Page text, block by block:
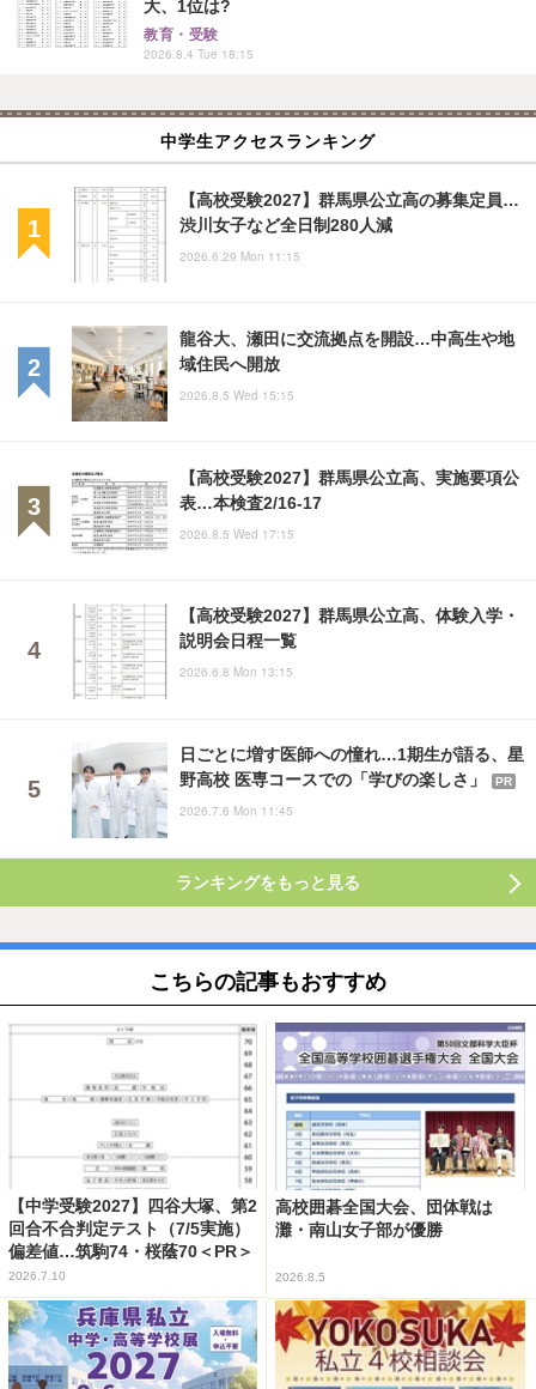
大、1位は?
教育・受験
2026.8.4 Tue 18:15
中学生アクセスランキング
【高校受験2027】群馬県公立高の募集定員…
渋川女子など全日制280人減
2026.6.29 Mon 11:15
龍谷大、瀬田に交流拠点を開設…中高生や地
域住民へ開放
2026.8.5 Wed 15:15
【高校受験2027】群馬県公立高、実施要項公
表…本検査2/16-17
2026.8.5 Wed 17:15
【高校受験2027】群馬県公立高、体験入学・
説明会日程一覧
2026.6.8 Mon 13:15
日ごとに増す医師への憧れ…1期生が語る、星
野高校 医専コースでの「学びの楽しさ」
PR
2026.7.6 Mon 11:45
ランキングをもっと見る
こちらの記事もおすすめ
【中学受験2027】四谷大塚、第2
回合不合判定テスト（7/5実施）
偏差値…筑駒74・桜蔭70＜PR＞
2026.7.10
高校囲碁全国大会、団体戦は
灘・南山女子部が優勝
2026.8.5